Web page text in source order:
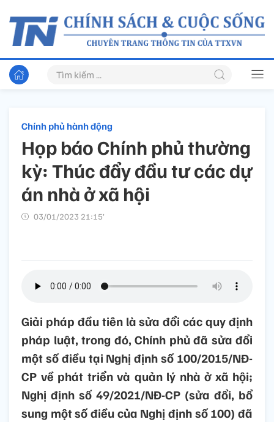
Chính phủ hành động
Họp báo Chính phủ thường
kỳ: Thúc đẩy đầu tư các dự
án nhà ở xã hội
03/01/2023 21:15’
Giải pháp đầu tiên là sửa đổi các quy định
pháp luật, trong đó, Chính phủ đã sửa đổi
một số điều tại Nghị định số 100/2015/NĐ-
CP về phát triển và quản lý nhà ở xã hội;
Nghị định số 49/2021/NĐ-CP (sửa đổi, bổ
sung một số điều của Nghị định số 100) đã